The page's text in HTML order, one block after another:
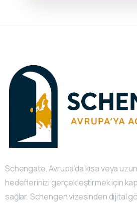
Schengate, Avrupa’da kısa veya
hedeflerinizi gerçekleştirmek için
sağlar. Schengen vizesinden dijital